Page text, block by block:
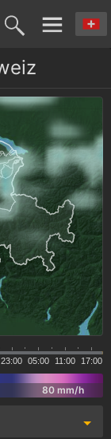
23:00 05:00 11:00 17:00
80 mm/h